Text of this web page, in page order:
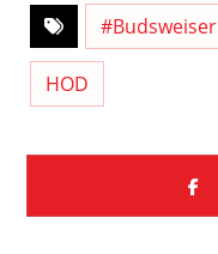
#Budsweiser
HOD